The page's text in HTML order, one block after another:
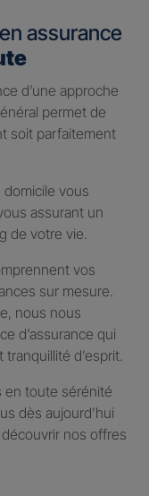
en assurance
d’une approche
permet de
soit parfaitement
vous
assurant un
de votre vie.
vos
sur mesure.
nous nous
d’assurance qui
d’esprit.
en toute sérénité
dès aujourd’hui
nos offres